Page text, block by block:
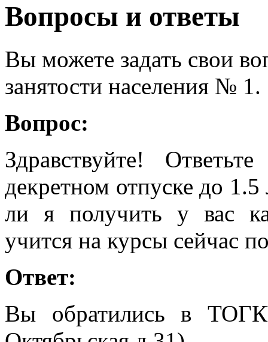
Вопросы и ответы
Вы можете задать свои
занятости населения № 1.
Вопрос:
Здравствуйте!
декретном отпуске до
ли я получить у вас
учится на курсы сейчас
Ответ:
Вы обратились в